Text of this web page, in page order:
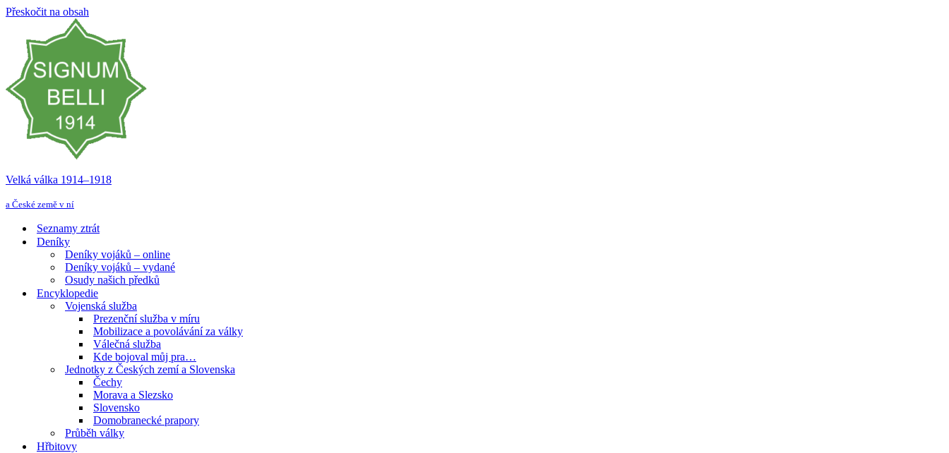
Přeskočit na obsah
Velká válka 1914–⁠⁠⁠⁠⁠⁠1918
a České země v ní
Seznamy ztrát
Deníky
Deníky vojáků – online
Deníky vojáků – vydané
Osudy našich předků
Encyklopedie
Vojenská služba
Prezenční služba v míru
Mobilizace a povolávání za války
Válečná služba
Kde bojoval můj pra…
Jednotky z Českých zemí a Slovenska
Čechy
Morava a Slezsko
Slovensko
Domobranecké prapory
Průběh války
Hřbitovy